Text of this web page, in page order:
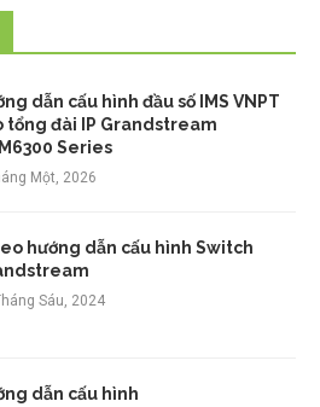
dẫn cấu hình đầu số IMS VNPT
tổng đài IP Grandstream
Series
Một, 2026
hướng dẫn cấu hình Switch
Sáu, 2024
dẫn cấu hình